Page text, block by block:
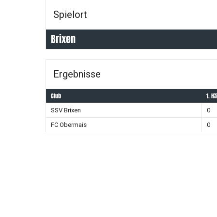
Spielort
Brixen
Ergebnisse
Club 1.
SSV Brixen 0
FC Obermais
0